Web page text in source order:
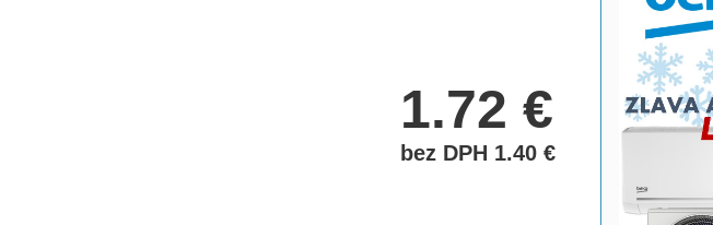
1.72€
bez DPH 1.40€